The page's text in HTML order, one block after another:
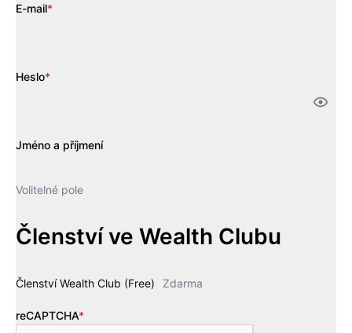
E-mail*
Heslo*
Jméno a příjmení
Volitelné pole
Členství ve Wealth Clubu
Členství Wealth Club (Free) Zdarma
reCAPTCHA*